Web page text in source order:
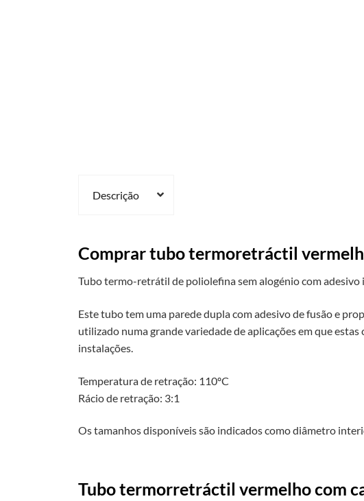
Descrição
Comprar tubo termoretráctil
Tubo termo-retrátil de poliolefina sem alogénio com
Este tubo tem uma parede dupla com adesivo de fusão e
utilizado numa grande variedade de aplicações em que
instalações.
Temperatura de retração: 110ºC
Rácio de retração: 3:1
Os tamanhos disponíveis são indicados como diâmetro
Tubo termorretráctil vermelho com